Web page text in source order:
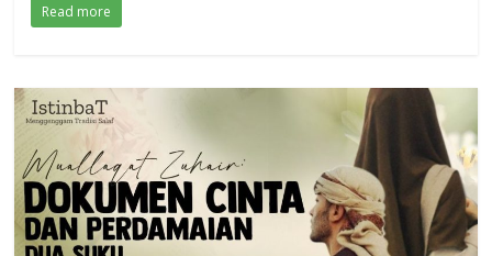
Read more